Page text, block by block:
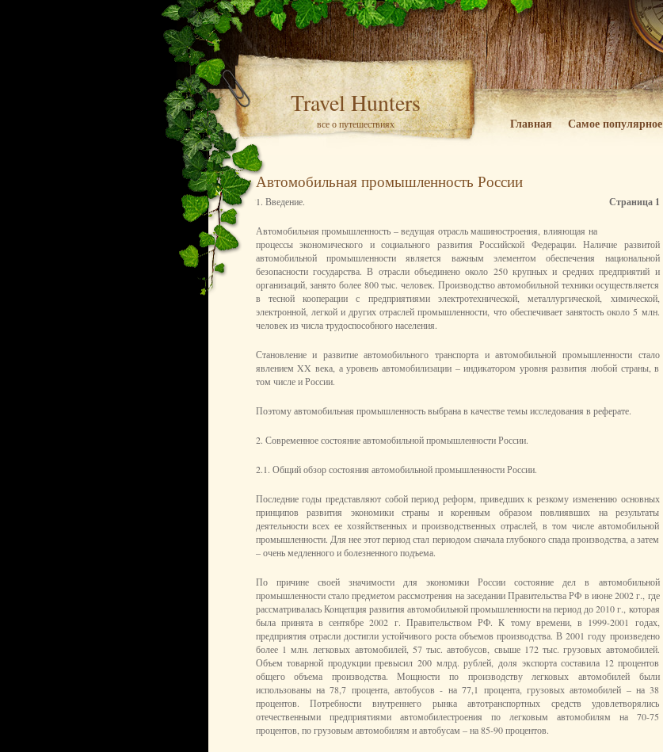
Travel Hunters
все о путешествиях Главная Самое популярное
Автомобильная промышленность России
Страница 1
1. Введение.
Автомобильная промышленность – ведущая отрасль машиностроения, влияющая на
процессы экономического и социального развития Российской Федерации. Наличие развитой
автомобильной промышленности является важным элементом обеспечения национальной
безопасности государства. В отрасли объединено около 250 крупных и средних предприятий и
организаций, занято более 800 тыс. человек. Производство автомобильной техники осуществляется
в тесной кооперации с предприятиями электротехнической, металлургической, химической,
электронной, легкой и других отраслей промышленности, что обеспечивает занятость около 5 млн.
человек из числа трудоспособного населения.
Становление и развитие автомобильного транспорта и автомобильной промышленности стало
явлением XX века, а уровень автомобилизации – индикатором уровня развития любой страны, в
том числе и России.
Поэтому автомобильная промышленность выбрана в качестве темы исследования в реферате.
2. Современное состояние автомобильной промышленности России.
2.1. Общий обзор состояния автомобильной промышленности России.
Последние годы представляют собой период реформ, приведших к резкому изменению основных
принципов развития экономики страны и коренным образом повлиявших на результаты
деятельности всех ее хозяйственных и производственных отраслей, в том числе автомобильной
промышленности. Для нее этот период стал периодом сначала глубокого спада производства, а затем
– очень медленного и болезненного подъема.
По причине своей значимости для экономики России состояние дел в автомобильной
промышленности стало предметом рассмотрения на заседании Правительства РФ в июне 2002 г., где
рассматривалась Концепция развития автомобильной промышленности на период до 2010 г., которая
была принята в сентябре 2002 г. Правительством РФ. К тому времени, в 1999-2001 годах,
предприятия отрасли достигли устойчивого роста объемов производства. В 2001 году произведено
более 1 млн. легковых автомобилей, 57 тыс. автобусов, свыше 172 тыс. грузовых автомобилей.
Объем товарной продукции превысил 200 млрд. рублей, доля экспорта составила 12 процентов
общего объема производства. Мощности по производству легковых автомобилей были
использованы на 78,7 процента, автобусов - на 77,1 процента, грузовых автомобилей – на 38
процентов. Потребности внутреннего рынка автотранспортных средств удовлетворялись
отечественными предприятиями автомобилестроения по легковым автомобилям на 70-75
процентов, по грузовым автомобилям и автобусам – на 85-90 процентов.